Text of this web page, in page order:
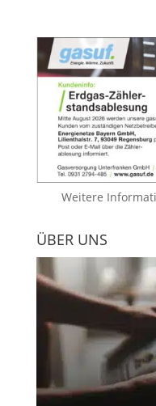
Weitere
ÜBER UNS